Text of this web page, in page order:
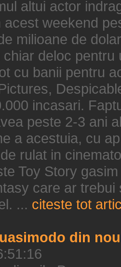
altui actor
acest weekend
milioane de
deloc
cu banii pentru
incasari.
peste 2-3 ani
a acestuia, cu
rulat in
Toy Story
care ar
... citeste tot
din